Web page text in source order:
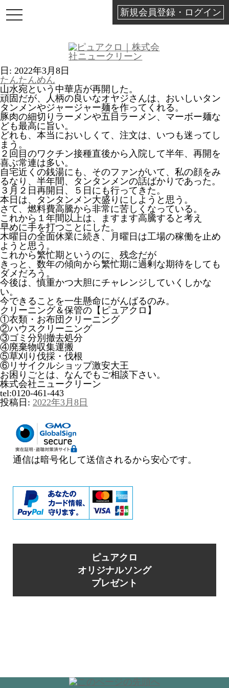
新規会員登録・ログイン
TOGGLE
日: 2022年3月8日
たんたんめん
山水宛という中華店が再開した。
頑固だが、人柄の良いなオヤジさんは、おいしいタン
タンメンやジャージャー麺を作ってくれる。
豚肉の細切りラーメンや五目ラーメン、マーボー麺な
ども最高に旨い。
どれも、本当においしくて、注文は、いつも迷ってし
まう。
２回目のワクチン接種直後から入院して半年、再開を
喜ぶ常連は多い。
自宅近くの銭湯にも、そのファンがいて、私の顔をみ
るなり、半年間、タンタンメンの話ばかりであった。
３月２日再開日、５日にも行ってきた。
本日は、タンタンメン大盛りにしようと思う。
さて、燃料費高騰から非常に苦しくなっている。
これから１年間以上は、ますます高騰すると考え
早めに手を打つことにした。
木曜日の全面休業に続き、月曜日は工場の稼働を止め
ようと思う。
これから繁忙期というのに、残念だが
きっと、数年の傾向から繁忙期に過剰な期待をしても
ダメだろう。
今後は、慎重かつ大胆にチャレンジしていくしかな
い。
今できることを一生懸命にがんばるのみ。
クリーニング＆保管の【ピュアクロ】
①衣類・お布団クリーニング
②ハウスクリーニング
③ゴミ分別撤去処分
④廃棄物収集運搬
⑤草刈り伐採・伐根
⑥リサイクルショップ激安大王
お困りごとは、なんでもご相談下さい。
株式会社ニュークリーン
tel:0120-461-443
投稿日: 2022年3月8日
通信は暗号化して送信されるから安心です。
ピュアクロ
オリジナルソング
プレゼント